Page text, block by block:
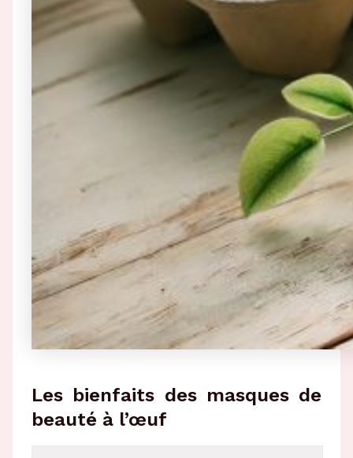
Les bienfaits des masques de
beauté à l’œuf